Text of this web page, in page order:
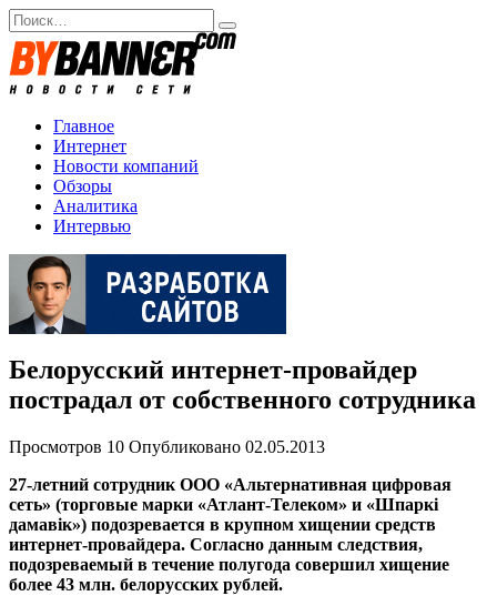
Перейти
к
содержанию
Search
for:
Главное
Интернет
Новости компаний
Обзоры
Аналитика
Интервью
Белорусский интернет-провайдер
пострадал от собственного сотрудника
Просмотров 10 Опубликовано 02.05.2013
27-летний сотрудник ООО «Альтернативная цифровая
сеть» (торговые марки «Атлант-Телеком» и «Шпаркi
дамавiк») подозревается в крупном хищении средств
интернет-провайдера. Согласно данным следствия,
подозреваемый в течение полугода совершил хищение
более 43 млн. белорусских рублей.